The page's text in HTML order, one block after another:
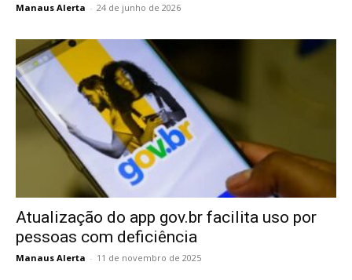
Manaus Alerta - 24 de junho de 2026
Atualização do app gov.br facilita uso por
pessoas com deficiência
Manaus Alerta - 11 de novembro de 2025